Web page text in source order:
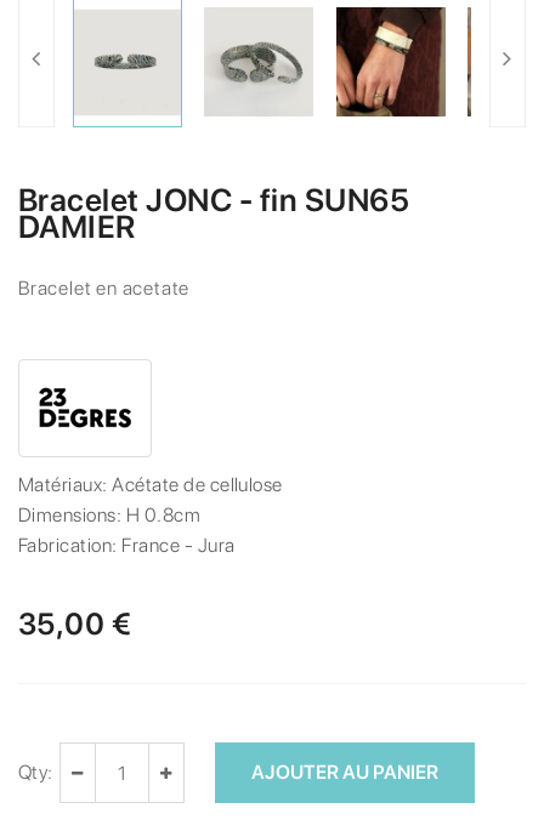
Bracelet JONC - fin SUN65
DAMIER
Bracelet en acetate
Matériaux:Acétate de cellulose
Dimensions: H 0.8cm
Fabrication: France - Jura
35,00 €
Qty: AJOUTER AU PANIER